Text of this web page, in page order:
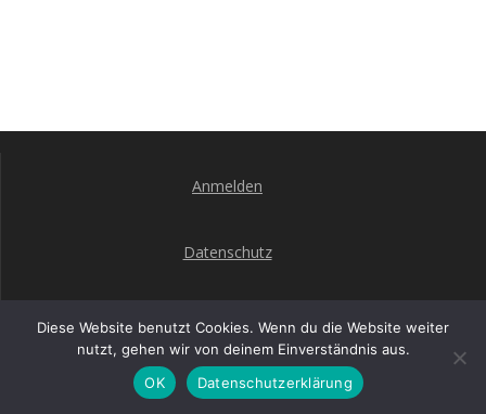
Anmelden
Datenschutz
Impressum
Diese Website benutzt Cookies. Wenn du die Website weiter
nutzt, gehen wir von deinem Einverständnis aus.
OK
Datenschutzerklärung